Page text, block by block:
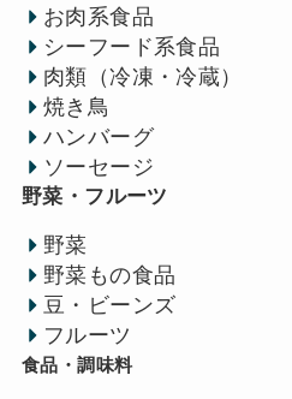
お肉系食品
シーフード系食品
肉類（冷凍・冷蔵）
焼き鳥
ハンバーグ
ソーセージ
野菜・フルーツ
野菜
野菜もの食品
豆・ビーンズ
フルーツ
食品・調味料